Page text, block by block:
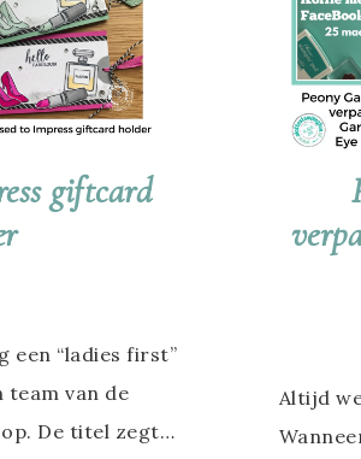
giftcard
een “ladies first”
team van de
De titel zegt…
Altijd